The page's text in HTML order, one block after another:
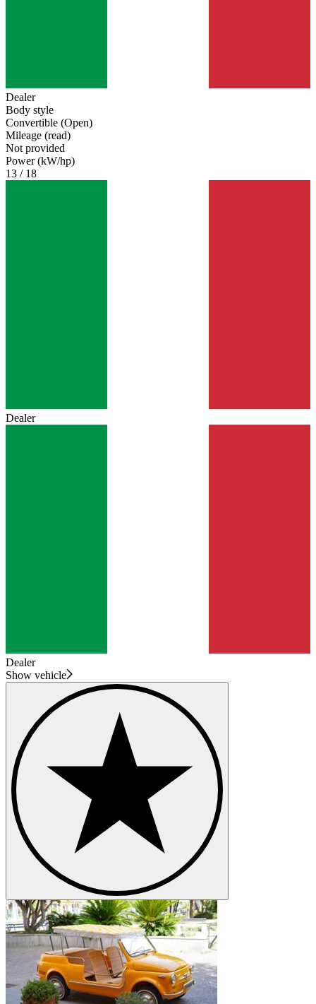
Dealer
Body style
Convertible (Open)
Mileage (read)
Not provided
Power (kW/hp)
13 / 18
Dealer
Dealer
Show vehicle